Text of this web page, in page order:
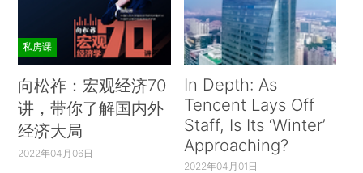
私房课
向松祚：宏观经济70
讲，带你了解国内外
经济大局
2022年04月06日
In Depth: As
Tencent Lays Off
Staff, Is Its ‘Winter’
Approaching?
2022年04月01日